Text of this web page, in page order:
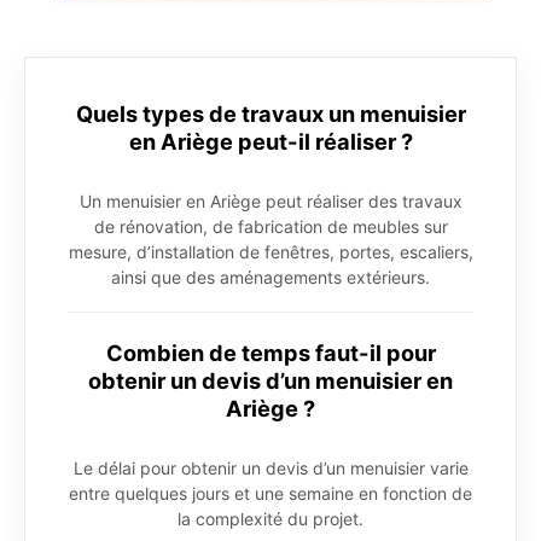
Quels types de travaux un menuisier
en Ariège peut-il réaliser ?
Un menuisier en Ariège peut réaliser des travaux
de rénovation, de fabrication de meubles sur
mesure, d’installation de fenêtres, portes, escaliers,
ainsi que des aménagements extérieurs.
Combien de temps faut-il pour
obtenir un devis d’un menuisier en
Ariège ?
Le délai pour obtenir un devis d’un menuisier varie
entre quelques jours et une semaine en fonction de
la complexité du projet.